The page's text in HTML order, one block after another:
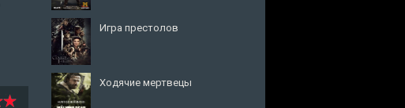
Игра престолов
Ходячие мертвецы